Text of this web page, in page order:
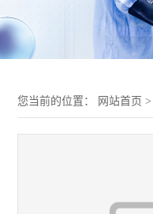
您当前的位置： 网站首页 >